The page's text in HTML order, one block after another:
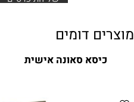
מוצרים דומים
כיסא סאונה אישית